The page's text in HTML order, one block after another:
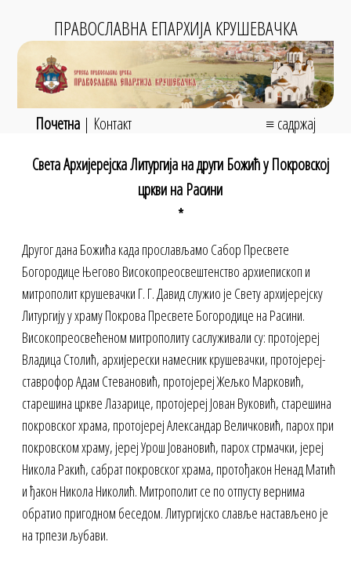
ПРАВОСЛАВНА ЕПАРХИЈА КРУШЕВАЧКА
Почетна| Контакт
≡ садржај
Света Архиjерејска Литургија на други Божић у Покровској
цркви на Расини
*
Другог дана Божића када прослављамо Сабор Пресвете
Богородице Његово Високопреосвештенство архиепископ и
митрополит крушевачки Г. Г. Давид служио је Свету архијерејску
Литургију у храму Покрова Пресвете Богородице на Расини.
Високопреосвећеном митрополиту саслуживали су: протојереј
Владица Столић, архијерески намесник крушевачки, протојереј-
ставрофор Адам Стевановић, протојереј Жељко Марковић,
старешина цркве Лазарице, протојереј Јован Вуковић, старешина
покровског храма, протојереј Александар Величковић, парох при
покровском храму, јереј Урош Јовановић, парох стрмачки, јереј
Никола Ракић, сабрат покровског храма, протођакон Ненад Матић
и ђакон Никола Николић. Митрополит се по отпусту вернима
обратио пригодном беседом. Литургијско славље настављено је
на трпези љубави.